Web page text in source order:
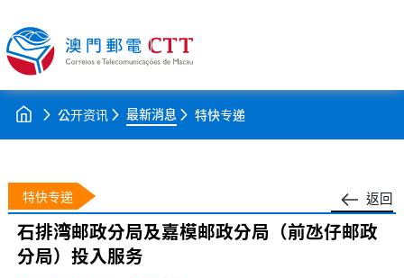
公开资讯 最新消息 特快专递
返回
特快专递
石排湾邮政分局及嘉模邮政分局（前氹仔邮政
分局）投入服务